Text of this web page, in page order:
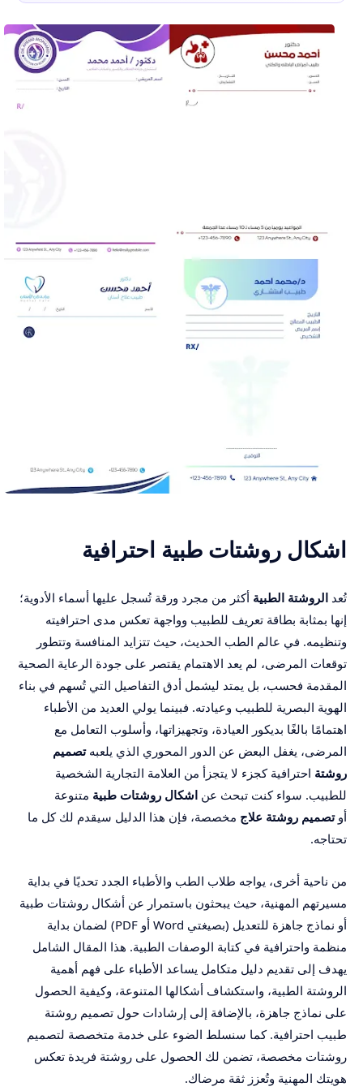
اشكال روشتات طبية احترافية
تُعد الروشتة الطبية أكثر من مجرد ورقة تُسجل عليها أسماء الأدوية؛
إنها بمثابة بطاقة تعريف للطبيب وواجهة تعكس مدى احترافيته
وتنظيمه. في عالم الطب الحديث، حيث تتزايد المنافسة وتتطور
توقعات المرضى، لم يعد الاهتمام يقتصر على جودة الرعاية الصحية
المقدمة فحسب، بل يمتد ليشمل أدق التفاصيل التي تُسهم في بناء
الهوية البصرية للطبيب وعيادته. فبينما يولي العديد من الأطباء
اهتمامًا بالغًا بديكور العيادة، وتجهيزاتها، وأسلوب التعامل مع
المرضى، يغفل البعض عن الدور المحوري الذي يلعبهتصميم
روشتة احترافية كجزء لا يتجزأ من العلامة التجارية الشخصية
للطبيب. سواء كنت تبحث عن اشكال روشتات طبية متنوعة
أوتصميم روشتة علاج مخصصة، فإن هذا الدليل سيقدم لك كل ما
تحتاجه.
من ناحية أخرى، يواجه طلاب الطب والأطباء الجدد تحديًا في بداية
مسيرتهم المهنية، حيث يبحثون باستمرار عن أشكال روشتات طبية
أو نماذج جاهزة للتعديل (بصيغتي Word أو PDF) لضمان بداية
منظمة واحترافية في كتابة الوصفات الطبية. هذا المقال الشامل
يهدف إلى تقديم دليل متكامل يساعد الأطباء على فهم أهمية
الروشتة الطبية، واستكشاف أشكالها المتنوعة، وكيفية الحصول
على نماذج جاهزة، بالإضافة إلى إرشادات حول تصميم روشتة
طبيب احترافية. كما سنسلط الضوء على خدمة متخصصة لتصميم
روشتات مخصصة، تضمن لك الحصول على روشتة فريدة تعكس
هويتك المهنية وتُعزز ثقة مرضاك.